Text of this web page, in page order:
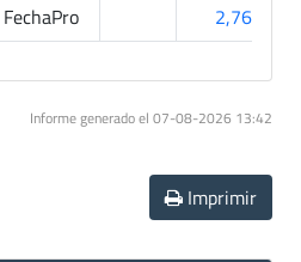
FechaPro 2,764
Informe generado el 07-08-2026 13:42
Imprimir